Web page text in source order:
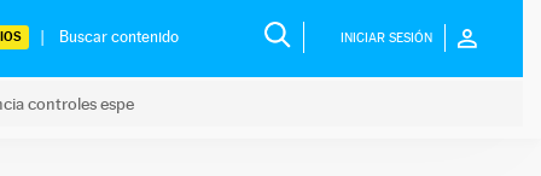
INICIAR SESIÓN
controles espe